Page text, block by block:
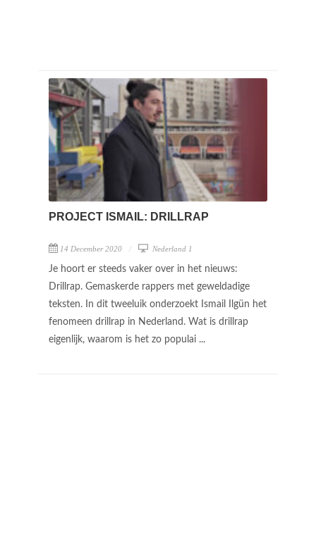
PROJECT ISMAIL: DRILLRAP
14 December 2020 Nederland 1
Je hoort er steeds vaker over in het nieuws:
Drillrap. Gemaskerde rappers met geweldadige
teksten. In dit tweeluik onderzoekt Ismail Ilgün het
fenomeen drillrap in Nederland. Wat is drillrap
eigenlijk, waarom is het zo populai ...